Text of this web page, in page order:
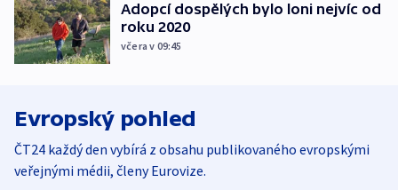
Adopcí dospělých bylo loni nejvíc od
roku 2020
včera v 09:45
Evropský pohled
ČT24 každý den vybírá z obsahu publikovaného evropskými
veřejnými médii, členy Eurovize.